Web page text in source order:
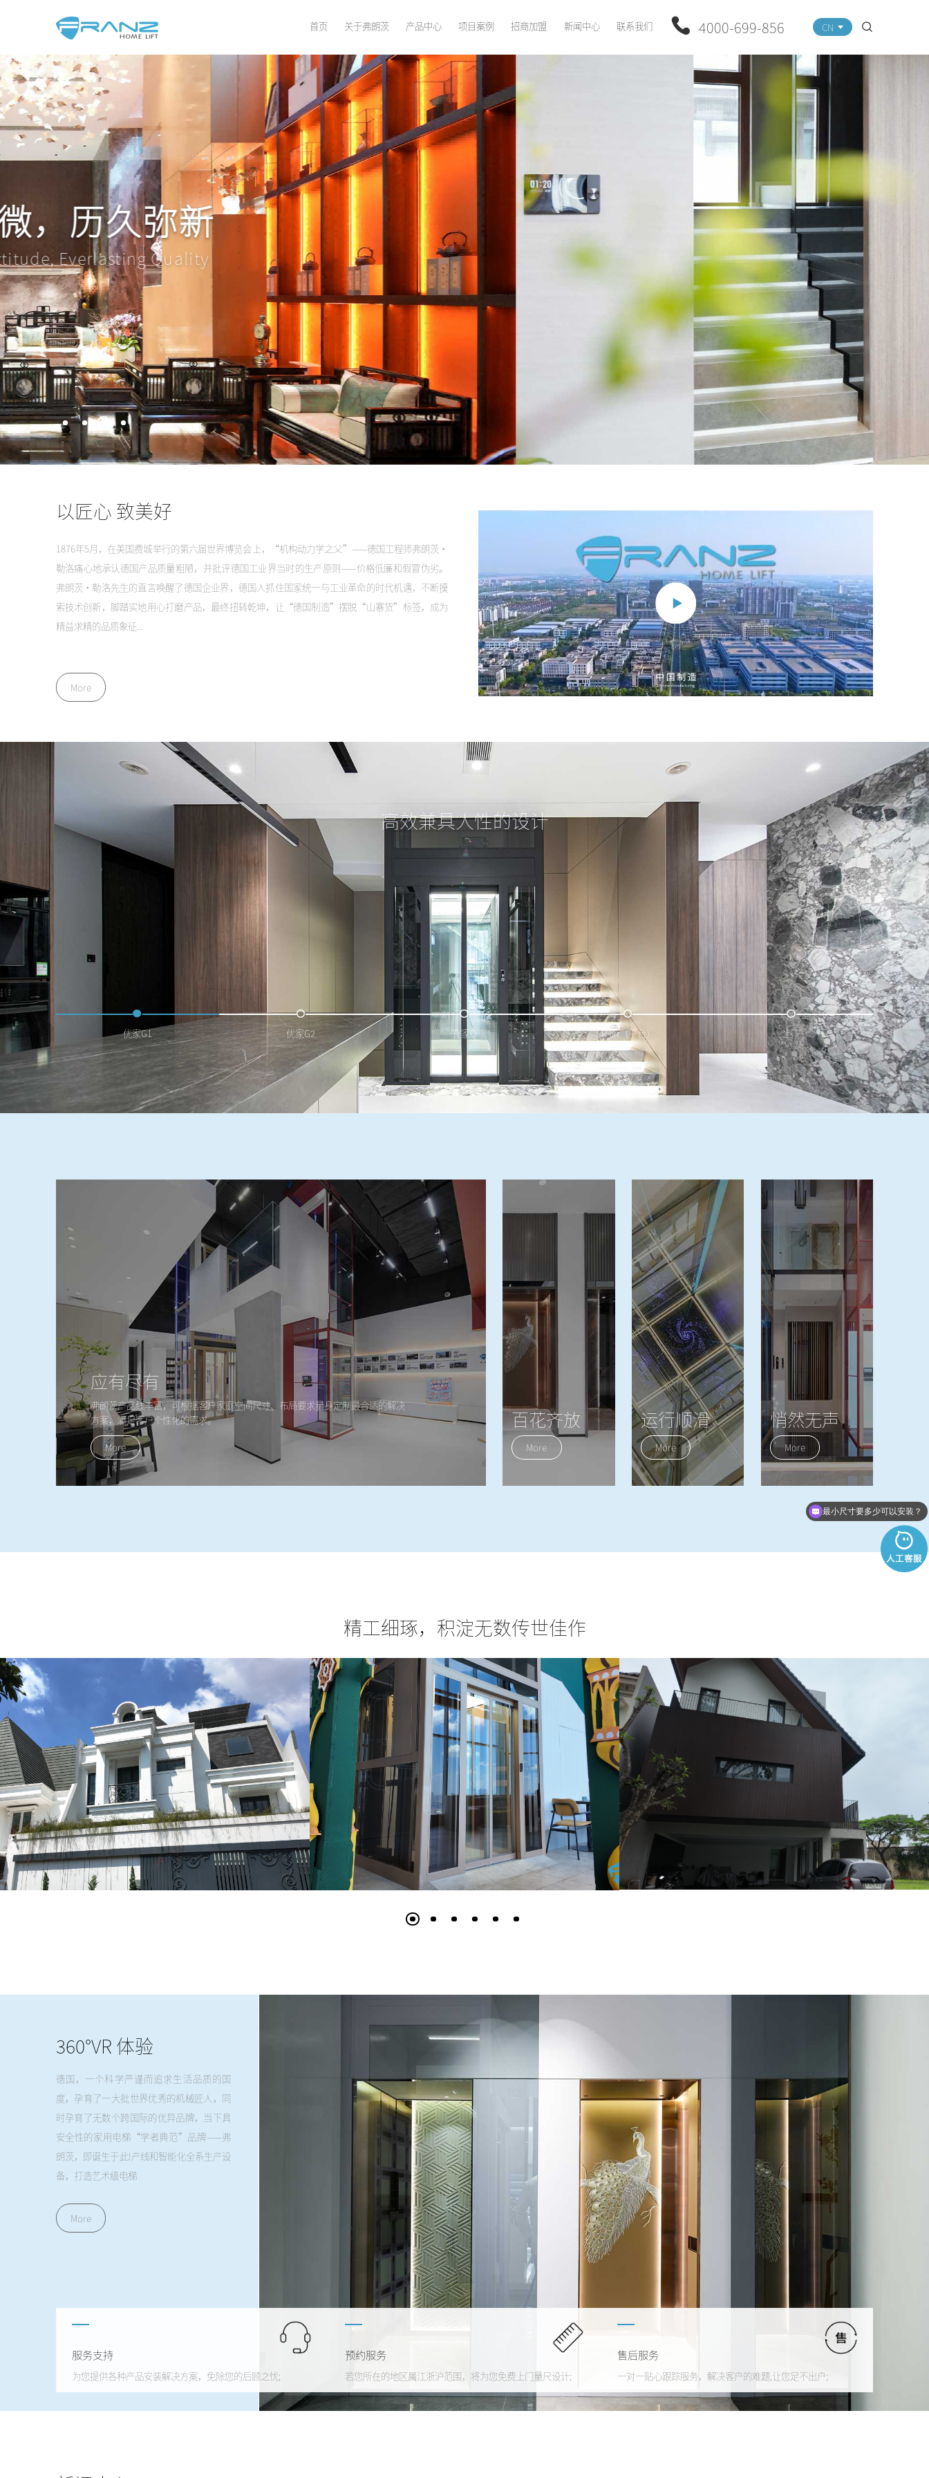
首页 关于弗朗茨 产品中心 项目案例 招商加盟 新闻中心 联系我们 4000-699-856 CN
懂电梯，更懂生活
We Know Elevator; We Know Life Better
以匠心 致美好
1876年5月，在美国费城举行的第六届世界博览会上，“机构动力学之父”——德国工程师弗朗茨•
勒洛痛心地承认德国产品质量粗陋，并批评德国工业界当时的生产原则——价格低廉和假冒伪劣。
弗朗茨·勒洛先生的直言唤醒了德国企业界，德国人抓住国家统一与工业革命的时代机遇，不断摸
索技术创新，脚踏实地用心打磨产品，最终扭转乾坤，让“德国制造”摆脱“山寨货”标签，成为
精益求精的品质象征...
More
高效兼具人性的设计
优家G1 优家G2 宜家Q R-lift（平台） 上下
应有尽有
弗朗茨产品线丰富，可根据客户家庭空间尺寸、布局要求量身定制最合适的解决
方案，满足客户个性化的需求。
More
百花齐放
弗朗茨电梯轿厢装潢风格
多样化，可根据客户喜好
More
运行顺滑
弗朗茨电梯采用永磁同步
无齿轮技术曳引机和行业
领先的钢带技术作为驱动
More
悄然无声
弗朗茨电梯轿厢系统由永
磁同步曳引机、钢带、超
静音控制柜三者构成，独
运行噪音减至最小，近乎
More
精工细琢，积淀无数传世佳作
360°VR 体验
德国，一个科学严谨而追求生活品质的国
度，孕育了一大批世界优秀的机械匠人，同
时孕育了无数个跨国际的优异品牌，当下具
安全性的家用电梯“学者典范”品牌——弗
朗茨，即诞生于此!产线和智能化全系生产设
备，打造艺术级电梯
More
服务支持
为您提供各种产品安装解决方案，免除您的后顾之忧;
预约服务
若您所在的地区属江浙沪范围，将为您免费上门量尺设计;
售后服务
一对一贴心跟踪服务，解决客户的难题,让您足不出户;
最小尺寸要多少可以安装？
可以上门测量现场吗？